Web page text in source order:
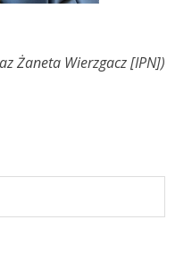
Żaneta Wierzgacz [IPN])